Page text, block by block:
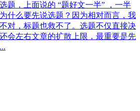
题，上面说的 “题好文一半” ，一半
什么要先说选题？因为相对而言，我
对，标题也救不了。选题不仅直接决
会左右文章的扩散上限，最重要是先